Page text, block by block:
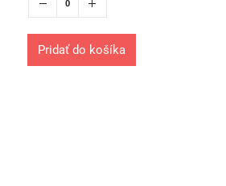
Pridať do košíka